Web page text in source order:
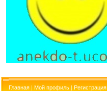
Главная | Мой профиль | Регистрация